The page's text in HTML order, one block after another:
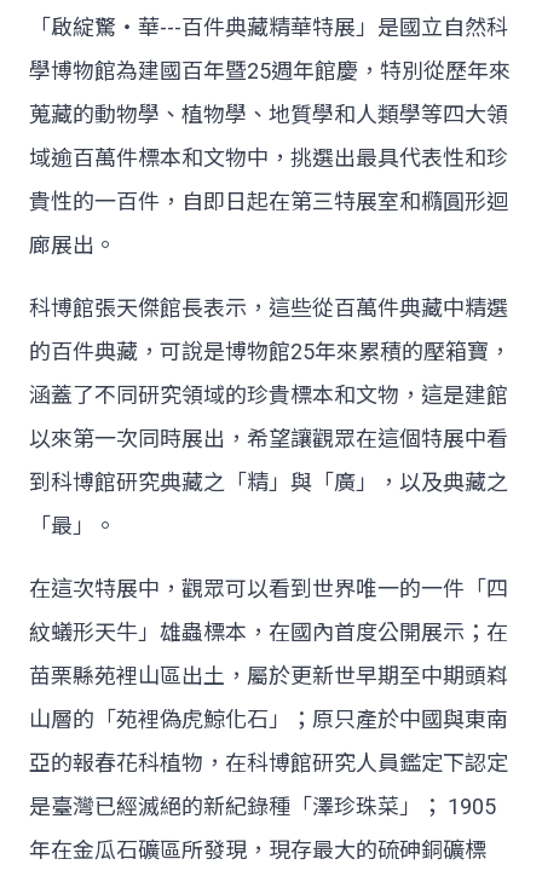
「啟綻驚‧華---百件典藏精華特展」是國立自然科
學博物館為建國百年暨25週年館慶，特別從歷年來
蒐藏的動物學、植物學、地質學和人類學等四大領
域逾百萬件標本和文物中，挑選出最具代表性和珍
貴性的一百件，自即日起在第三特展室和橢圓形迴
廊展出。
科博館張天傑館長表示，這些從百萬件典藏中精選
的百件典藏，可說是博物館25年來累積的壓箱寶，
涵蓋了不同研究領域的珍貴標本和文物，這是建館
以來第一次同時展出，希望讓觀眾在這個特展中看
到科博館研究典藏之「精」與「廣」，以及典藏之
「最」。
在這次特展中，觀眾可以看到世界唯一的一件「四
紋蟻形天牛」雄蟲標本，在國內首度公開展示；在
苗栗縣苑裡山區出土，屬於更新世早期至中期頭嵙
山層的「苑裡偽虎鯨化石」；原只產於中國與東南
亞的報春花科植物，在科博館研究人員鑑定下認定
是臺灣已經滅絕的新紀錄種「澤珍珠菜」； 1905
年在金瓜石礦區所發現，現存最大的硫砷銅礦標